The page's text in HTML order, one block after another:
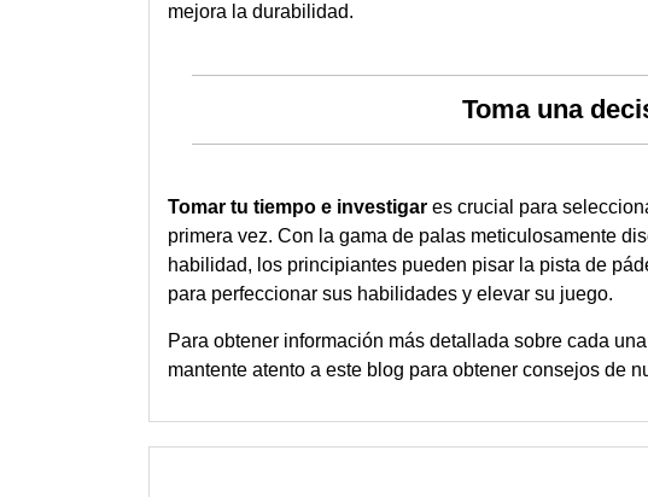
mejora la durabilidad.
Toma una
Tomar tu tiempo e investigares crucial para
primera vez. Con la gama de palas meticulosamente
habilidad, los principiantes pueden pisar la pista de
para perfeccionar sus habilidades y elevar su juego.
Para obtener información más detallada sobre cada
mantente atento a este blog para obtener consejos de